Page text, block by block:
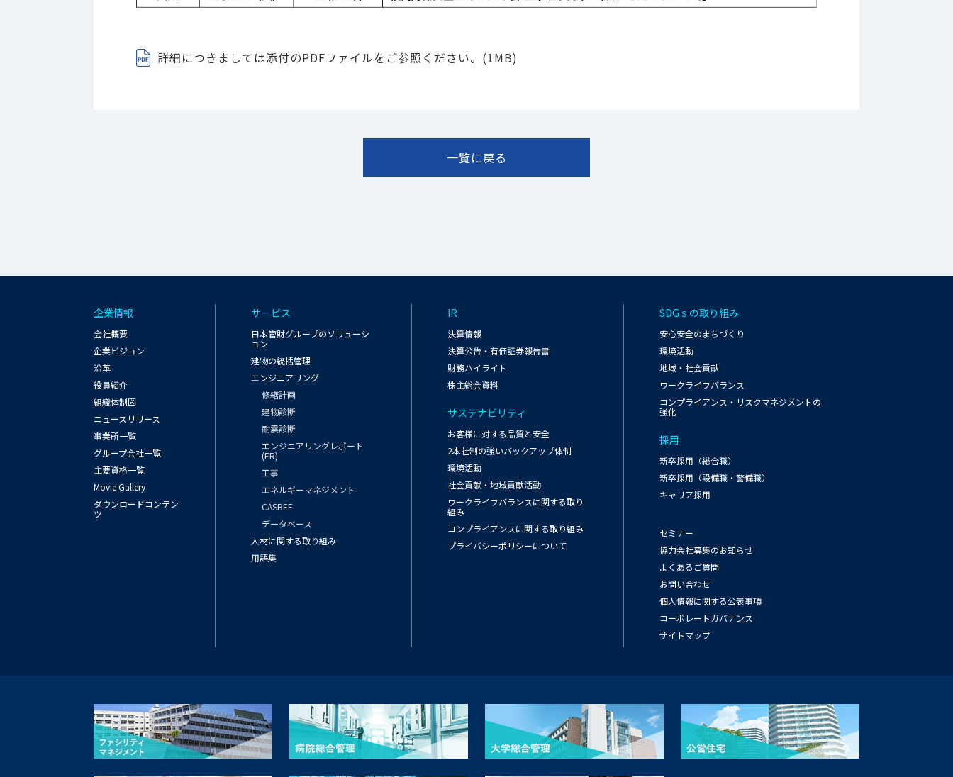
詳細につきましては添付のPDFファイルをご参照ください。(1MB)
一覧に戻る
企業情報
会社概要
企業ビジョン
沿革
役員紹介
組織体制図
ニュースリリース
事業所一覧
グループ会社一覧
主要資格一覧
Movie Gallery
ダウンロードコンテン
ツ
サービス
日本管財グループのソリューシ
ョン
建物の統括管理
エンジニアリング
修繕計画
建物診断
耐震診断
エンジニアリングレポート
(ER)
工事
エネルギーマネジメント
CASBEE
データベース
人材に関する取り組み
用語集
IR
決算情報
決算公告・有価証券報告書
財務ハイライト
株主総会資料
サステナビリティ
お客様に対する品質と安全
2本社制の強いバックアップ体制
環境活動
社会貢献・地域貢献活動
ワークライフバランスに関する取り
組み
コンプライアンスに関する取り組み
プライバシーポリシーについて
SDGｓの取り組み
安心安全のまちづくり
環境活動
地域・社会貢献
ワークライフバランス
コンプライアンス・リスクマネジメントの
強化
採用
新卒採用（総合職）
新卒採用（設備職・警備職）
キャリア採用
セミナー
協力会社募集のお知らせ
よくあるご質問
お問い合わせ
個人情報に関する公表事項
コーポレートガバナンス
サイトマップ